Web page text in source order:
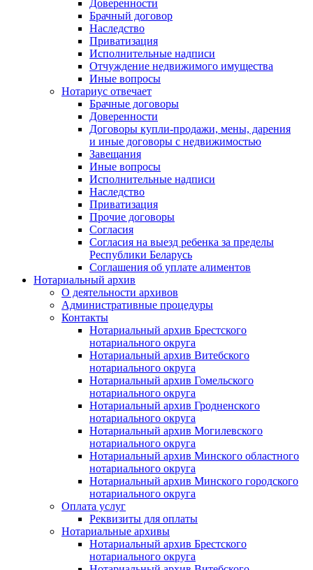
Доверенности
Брачный договор
Наследство
Приватизация
Исполнительные надписи
Отчуждение недвижимого имущества
Иные вопросы
Нотариус отвечает
Брачные договоры
Доверенности
Договоры купли-продажи, мены, дарения
и иные договоры с недвижимостью
Завещания
Иные вопросы
Исполнительные надписи
Наследство
Приватизация
Прочие договоры
Согласия
Согласия на выезд ребенка за пределы
Республики Беларусь
Соглашения об уплате алиментов
Нотариальный архив
О деятельности архивов
Административные процедуры
Контакты
Нотариальный архив Брестского
нотариального округа
Нотариальный архив Витебского
нотариального округа
Нотариальный архив Гомельского
нотариального округа
Нотариальный архив Гродненского
нотариального округа
Нотариальный архив Могилевского
нотариального округа
Нотариальный архив Минского областного
нотариального округа
Нотариальный архив Минского городского
нотариального округа
Оплата услуг
Реквизиты для оплаты
Нотариальные архивы
Нотариальный архив Брестского
нотариального округа